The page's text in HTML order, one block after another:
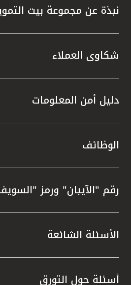
نبذة عن مجموعة بيت
شكاوى العملاء
دليل أمن المعلومات
الوظائف
رقم "الآيبان" ورمز
الأسئلة الشائعة
أسئلة حول التورق